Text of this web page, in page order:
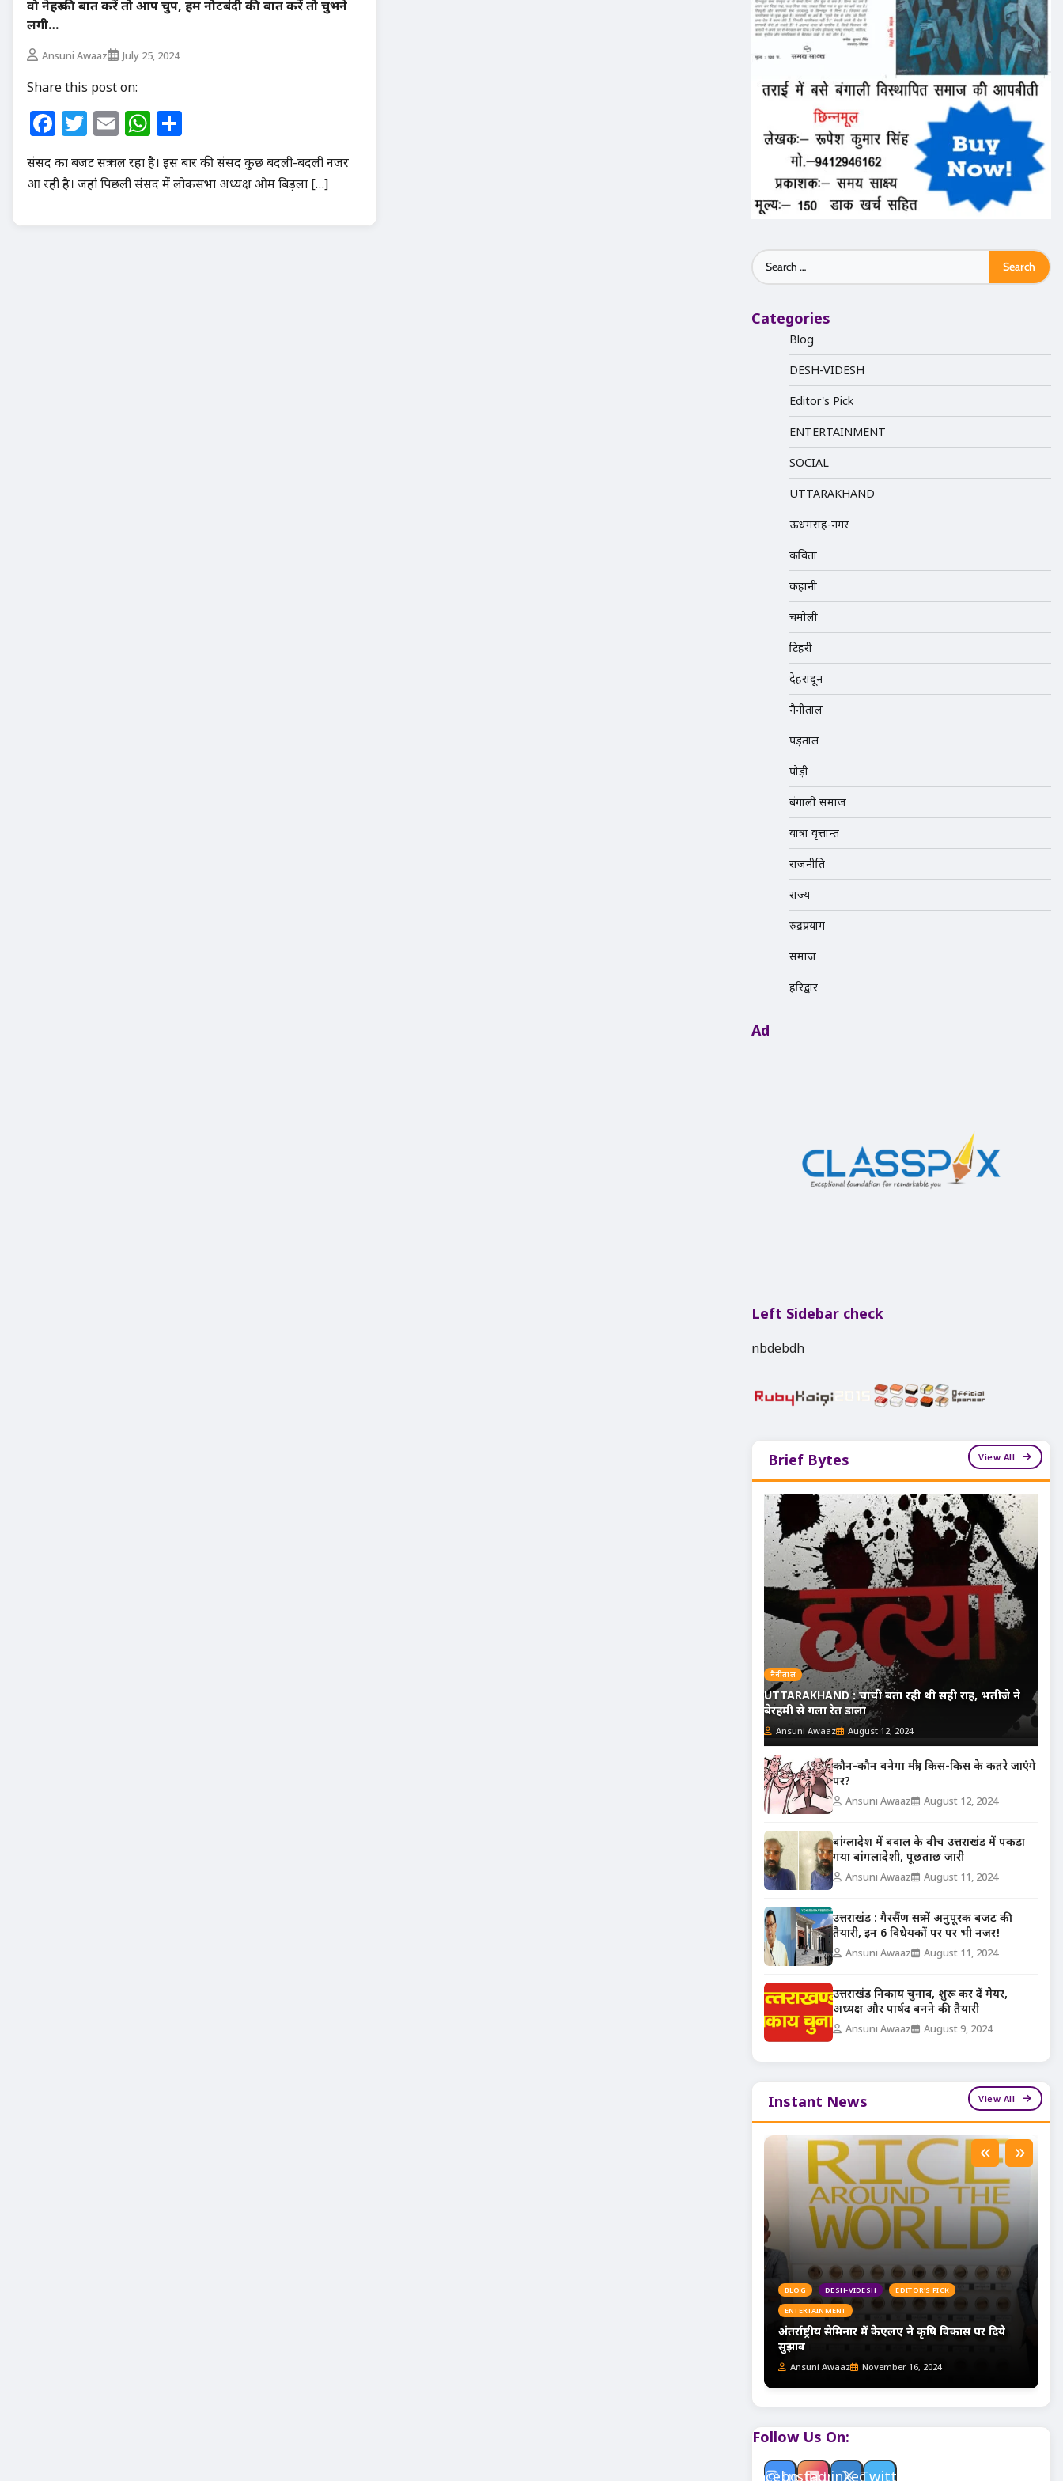
वो नेहरू की बात करें तो आप चुप, हम नोटबंदी की बात करें तो चुभने
लगी…
Ansuni Awaaz July 25, 2024
Share this post on:
Facebook
Twitter
EmailWhatsApp
संसद का बजट सत्र चल रहा है। इस बार की संसद कुछ बदली-बदली नजर
आ रही है। जहां पिछली संसद में लोकसभा अध्यक्ष ओम बिड़ला […]
Search
for:
Categories
Blog
DESH-VIDESH
Editor's Pick
ENTERTAINMENT
SOCIAL
UTTARAKHAND
ऊधमसिंह-नगर
कविता
कहानी
चमोली
टिहरी
देहरादून
नैनीताल
पड़ताल
पौड़ी
बंगाली समाज
यात्रा वृत्तान्त
राजनीति
राज्य
रुद्रप्रयाग
समाज
हरिद्वार
Ad
Left Sidebar check
nbdebdh
Brief Bytes View All
नैनीताल
UTTARAKHAND : चाची बता रही थी सही राह, भतीजे ने
बेरहमी से गला रेत डाला
Ansuni Awaaz August 12, 2024
कौन-कौन बनेगा मंत्री, किस-किस के कतरे जाएंगे
पर?
Ansuni Awaaz August 12, 2024
बांग्लादेश में बवाल के बीच उत्तराखंड में पकड़ा
गया बांगलादेशी, पूछताछ जारी
Ansuni Awaaz August 11, 2024
उत्तराखंड : गैरसैंण सत्र में अनुपूरक बजट की
तैयारी, इन 6 विधेयकों पर पर भी नजर!
Ansuni Awaaz August 11, 2024
उत्तराखंड निकाय चुनाव, शुरू कर दें मेयर,
अध्यक्ष और पार्षद बनने की तैयारी
Ansuni Awaaz August 9, 2024
Instant News View All
BLOG DESH-VIDESH
EDITOR'S PICK
ENTERTAINMENT
अंतर्राष्ट्रीय सेमिनार में केएलए ने कृषि विकास पर दिये
सुझाव
Ansuni Awaaz November 16, 2024
Follow Us On:
Facebook
Instagram
LinkedinTwitter